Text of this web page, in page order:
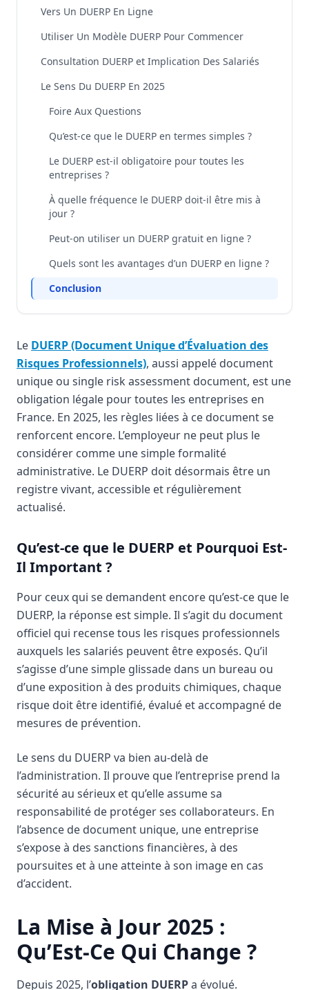
Vers Un DUERP En Ligne
Utiliser Un Modèle DUERP Pour Commencer
Consultation DUERP et Implication Des Salariés
Le Sens Du DUERP En 2025
Foire Aux Questions
Qu’est-ce que le DUERP en termes simples ?
Le DUERP est-il obligatoire pour toutes les
entreprises ?
À quelle fréquence le DUERP doit-il être mis à
jour ?
Peut-on utiliser un DUERP gratuit en ligne ?
Quels sont les avantages d’un DUERP en ligne ?
Conclusion
Le DUERP (Document Unique d’Évaluation des
Risques Professionnels), aussi appelé document
unique ou single risk assessment document, est une
obligation légale pour toutes les entreprises en
France. En 2025, les règles liées à ce document se
renforcent encore. L’employeur ne peut plus le
considérer comme une simple formalité
administrative. Le DUERP doit désormais être un
registre vivant, accessible et régulièrement
actualisé.
Qu’est-ce que le DUERP et Pourquoi Est-
Il Important ?
Pour ceux qui se demandent encore qu’est-ce que le
DUERP, la réponse est simple. Il s’agit du document
officiel qui recense tous les risques professionnels
auxquels les salariés peuvent être exposés. Qu’il
s’agisse d’une simple glissade dans un bureau ou
d’une exposition à des produits chimiques, chaque
risque doit être identifié, évalué et accompagné de
mesures de prévention.
Le sens du DUERP va bien au-delà de
l’administration. Il prouve que l’entreprise prend la
sécurité au sérieux et qu’elle assume sa
responsabilité de protéger ses collaborateurs. En
l’absence de document unique, une entreprise
s’expose à des sanctions financières, à des
poursuites et à une atteinte à son image en cas
d’accident.
La Mise à Jour 2025 :
Qu’Est-Ce Qui Change ?
Depuis 2025, l’obligation DUERPa évolué.